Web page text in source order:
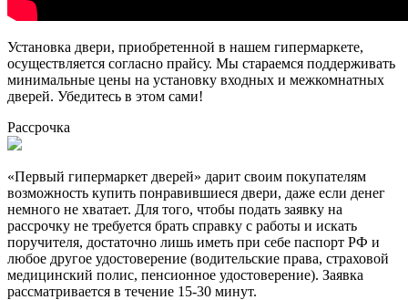
Установка двери, приобретенной в нашем гипермаркете,
осуществляется согласно прайсу. Мы стараемся поддерживать
минимальные цены на установку входных и межкомнатных
дверей. Убедитесь в этом сами!
Рассрочка
«Первый гипермаркет дверей» дарит своим покупателям
возможность купить понравившиеся двери, даже если денег
немного не хватает. Для того, чтобы подать заявку на
рассрочку не требуется брать справку с работы и искать
поручителя, достаточно лишь иметь при себе паспорт РФ и
любое другое удостоверение (водительские права, страховой
медицинский полис, пенсионное удостоверение). Заявка
рассматривается в течение 15-30 минут.